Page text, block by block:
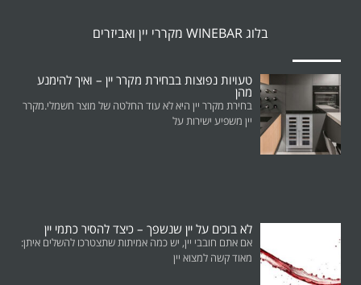
בלוג WINEBAR מקררי יין ואביזרים
טעויות נפוצות בבחירת מקרר יין – ואיך להימנע
מהן
בחירת מקרר יין היא לא עוד החלטה של מוצר חשמלי.מקרר
יין משפיע ישירות על
לא בוכים על יין שנשפך – כיצד להסיר כתמי יין
אם אתם חובבי יין, יש כמה אמיתות שתצטרכו להשלים איתן:
מאוד קשה למצוא יין